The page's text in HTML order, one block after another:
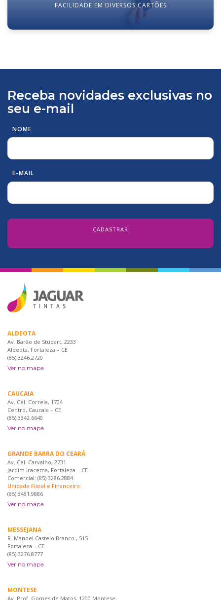
FACILIDADE EM DIVERSOS CARTÕES
Receba novidades exclusivas no
seu e-mail
NOME
E-MAIL
ALDEOTA
Av. Barão de Studart, 2233
Aldeota, Fortaleza – CE
(85) 3246.2720
Ver no mapa
CAUCAIA
Av. Cel. Correia, 1704
Centro, Caucaia – CE
(85) 3342.6640
Ver no mapa
GRANDE BARRA DO CEARÁ
Av. Cel. Carvalho, 2731
Jardim Iracema, Fortaleza – CE
Comercial: (85) 3286.2884
Unidade Fiscal e Financeiro:
(85) 3481.9886
Ver no mapa
MESSEJANA
R. Manoel Castelo Branco , 515
Fortaleza – CE
(85) 3276.8777
Ver no mapa
MONTESE
Av. Prof. Gomes de Matos, 1200 Montese,